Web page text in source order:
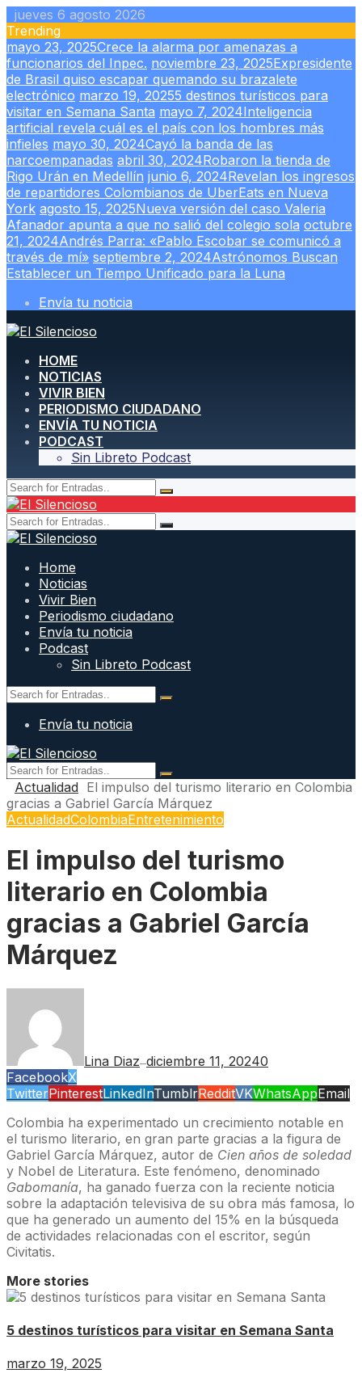
Skip
to
content
jueves 6 agosto 2026
Trending
mayo 23, 2025Crece la alarma por amenazas a
funcionarios del Inpec. noviembre 23, 2025Expresidente
de Brasil quiso escapar quemando su brazalete
electrónico marzo 19, 20255 destinos turísticos para
visitar en Semana Santa mayo 7, 2024Inteligencia
artificial revela cuál es el país con los hombres más
infieles mayo 30, 2024Cayó la banda de las
narcoempanadas abril 30, 2024Robaron la tienda de
Rigo Urán en Medellín junio 6, 2024Revelan los ingresos
de repartidores Colombianos de UberEats en Nueva
York agosto 15, 2025Nueva versión del caso Valeria
Afanador apunta a que no salió del colegio sola octubre
21, 2024Andrés Parra: «Pablo Escobar se comunicó a
través de mí» septiembre 2, 2024Astrónomos Buscan
Establecer un Tiempo Unificado para la Luna
Envía tu noticia
HOME
NOTICIAS
VIVIR BIEN
PERIODISMO CIUDADANO
ENVÍA TU NOTICIA
PODCAST
Sin Libreto Podcast
Home
Noticias
Vivir Bien
Periodismo ciudadano
Envía tu noticia
Podcast
Sin Libreto Podcast
Envía tu noticia
Actualidad El impulso del turismo literario en Colombia
gracias a Gabriel García Márquez
ActualidadColombiaEntretenimiento
El impulso del turismo
literario en Colombia
gracias a Gabriel García
Márquez
Lina Diaz—diciembre 11, 20240
FacebookX
TwitterPinterestLinkedInTumblrRedditVKWhatsAppEmail
Colombia ha experimentado un crecimiento notable en
el turismo literario, en gran parte gracias a la figura de
Gabriel García Márquez, autor de Cien años de soledad
y Nobel de Literatura. Este fenómeno, denominado
Gabomanía, ha ganado fuerza con la reciente noticia
sobre la adaptación televisiva de su obra más famosa, lo
que ha generado un aumento del 15% en la búsqueda
de actividades relacionadas con el escritor, según
Civitatis.
More stories
5 destinos turísticos para visitar en Semana Santa
marzo 19, 2025